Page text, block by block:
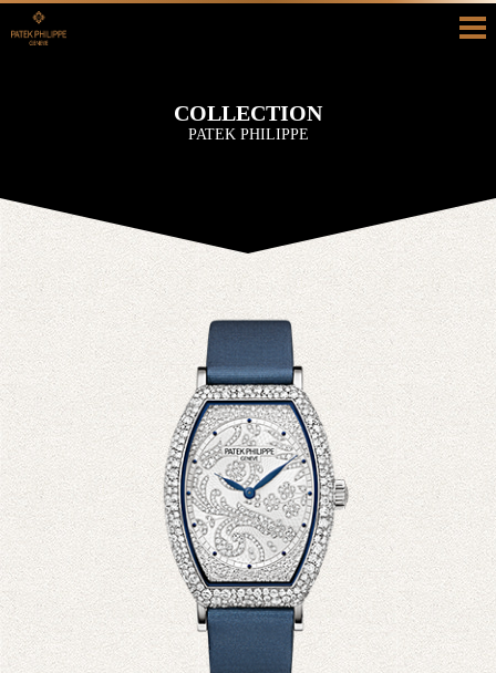
真面目ブログ 採用情報
CONTACT
お問い合わせ カタログ請求
COLLECTION
PATEK PHILIPPE